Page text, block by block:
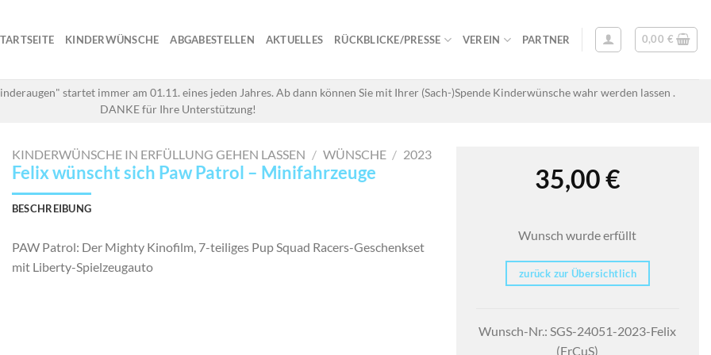
KINDERWÜNSCHE ABGABESTELLEN AKTUELLES RÜCKBLICKE/PRESSE VEREIN PARTNER 0,00 €
startet immer am 01.11. eines jeden Jahres. Ab dann können Sie mit Ihrer (Sach-)Spende Kinderwünsche wahr werden lassen .
DANKE für Ihre Unterstützung!
KINDERWÜNSCHE IN ERFÜLLUNG GEHEN LASSEN / WÜNSCHE / 2023
Felix wünscht sich Paw Patrol – Minifahrzeuge
BESCHREIBUNG
PAW Patrol: Der Mighty Kinofilm, 7-teiliges Pup Squad Racers-Geschenkset
mit Liberty-Spielzeugauto
35,00€
Wunsch wurde erfüllt
zurück zur Übersichtlich
Wunsch-Nr.: SGS-24051-2023-Felix
(FrCuS)